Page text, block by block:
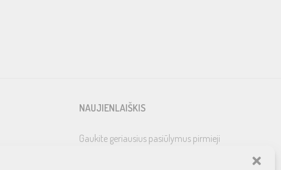
NAUJIENLAIŠKIS
Gaukite geriausius pasiūlymus pirmieji